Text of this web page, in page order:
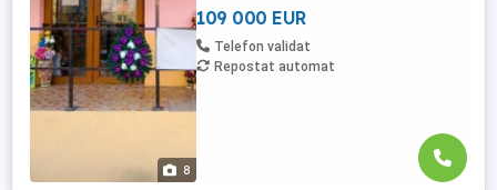
8
109 000 EUR
Telefon validat
Repostat automat